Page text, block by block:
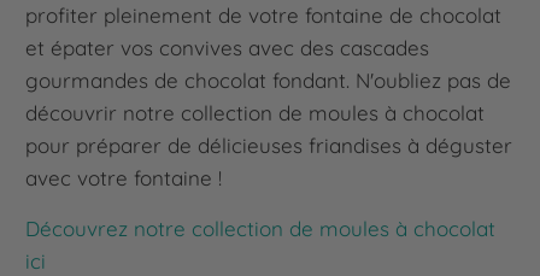
profiter pleinement de votre fontaine de chocolat
et épater vos convives avec des cascades
gourmandes de chocolat fondant. N'oubliez pas de
découvrir notre collection de moules à chocolat
pour préparer de délicieuses friandises à déguster
avec votre fontaine !
Découvrez notre collection de moules à chocolat
ici